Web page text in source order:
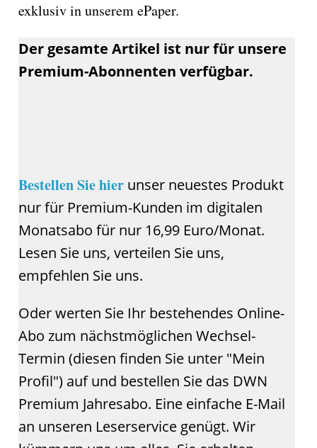
exklusiv in unserem ePaper.
Der gesamte Artikel ist nur für unsere
Premium-Abonnenten verfügbar.
Bestellen Sie hier unser neuestes Produkt
nur für Premium-Kunden im digitalen
Monatsabo für nur 16,99 Euro/Monat.
Lesen Sie uns, verteilen Sie uns,
empfehlen Sie uns.
Oder werten Sie Ihr bestehendes Online-
Abo zum nächstmöglichen Wechsel-
Termin (diesen finden Sie unter "Mein
Profil") auf und bestellen Sie das DWN
Premium Jahresabo. Eine einfache E-Mail
an unseren Leserservice genügt. Wir